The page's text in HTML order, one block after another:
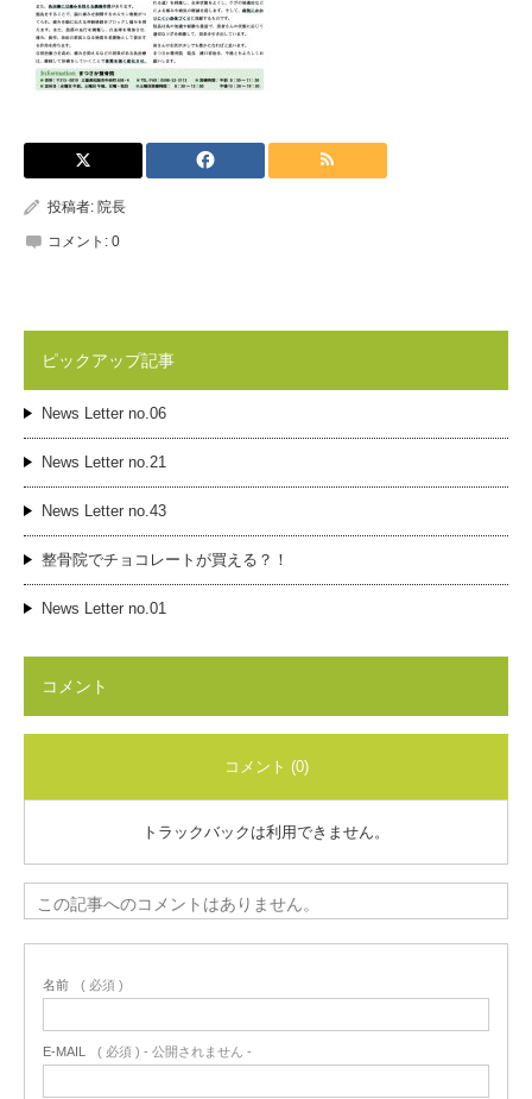
投稿者: 院長
コメント: 0
ピックアップ記事
News Letter no.06
News Letter no.21
News Letter no.43
整骨院でチョコレートが買える？！
News Letter no.01
コメント
コメント (0)
トラックバックは利用できません。
この記事へのコメントはありません。
名前 ( 必須 )
E-MAIL ( 必須 ) - 公開されません -